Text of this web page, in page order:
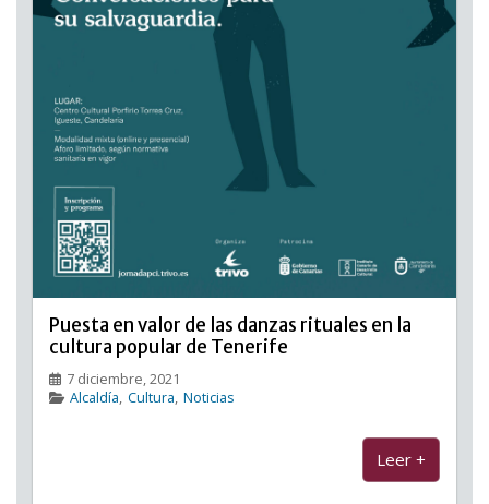
Puesta en valor de las danzas rituales en la
cultura popular de Tenerife
7 diciembre, 2021
Alcaldía, Cultura, Noticias
Leer +